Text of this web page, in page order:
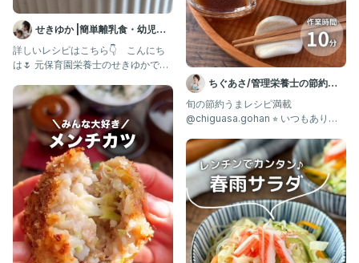
せきゆか |簡単離乳食・幼児食
レシピ
詳しいレシピはこちら👇 ⁡ ⁡ ⁡ こんにち
は🌷 元保育園栄養士のせきゆかです
ちぐあさ/管理栄養士の節約う
まレシピ
旬の節約うまレシピ満載
@chiguasa.gohan ⭐︎ いつもありが